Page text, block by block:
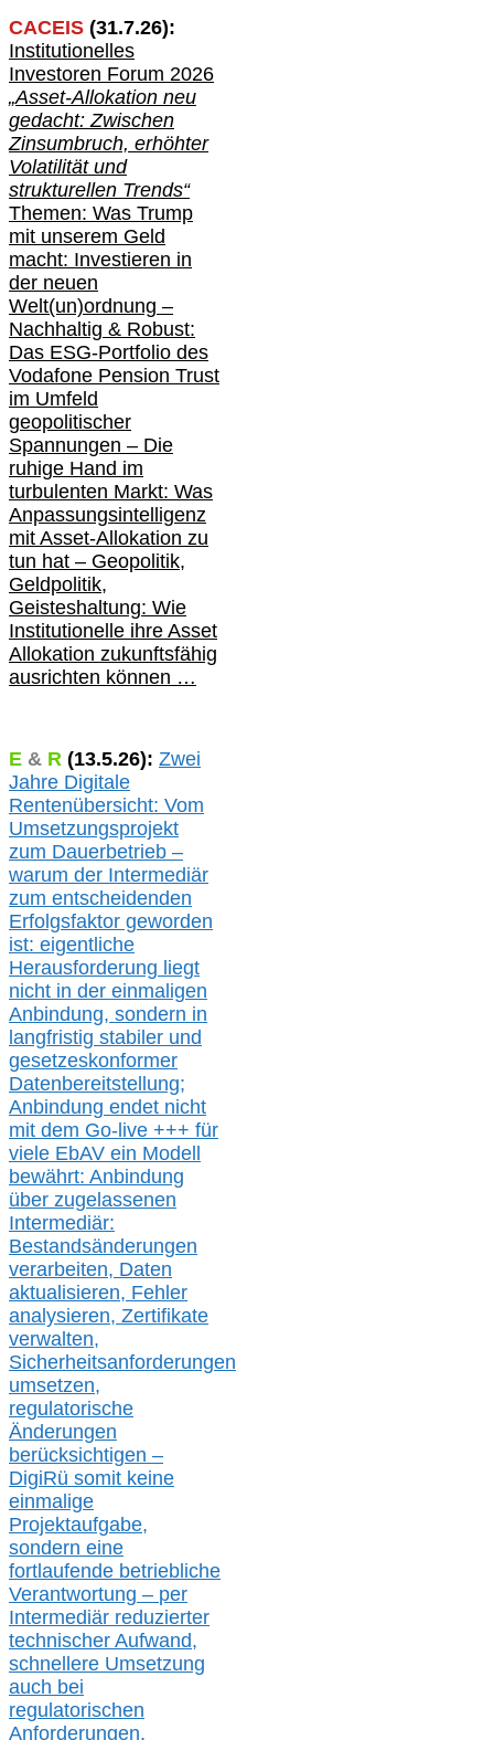
CACEIS (31.7.26):
Institutionelles
Investoren Forum 2026
„Asset-Allokation neu
gedacht: Zwischen
Zinsumbruch, erhöhter
Volatilität und
strukturellen Trends“
Themen: Was Trump
mit unserem Geld
macht: Investieren in
der neuen
Welt(un)ordnung –
Nachhaltig & Robust:
Das ESG-Portfolio des
Vodafone Pension Trust
im Umfeld
geopolitischer
Spannungen – Die
ruhige Hand im
turbulenten Markt: Was
Anpassungsintelligenz
mit Asset-Allokation zu
tun hat – Geopolitik,
Geldpolitik,
Geisteshaltung: Wie
Institutionelle ihre Asset
Allokation zukunftsfähig
ausrichten können …
E & R (13.5.26): Zwei
Jahre Digitale
Rentenübersicht: Vom
Umsetzungsprojekt
zum Dauerbetrieb –
warum der Intermediär
zum entscheidenden
Erfolgsfaktor geworden
ist: eigentliche
Herausforderung liegt
nicht in der einmaligen
Anbindung, sondern in
langfristig stabiler und
gesetzeskonformer
Datenbereitstellung;
Anbindung endet nicht
mit dem Go-live +++ für
viele EbAV ein Modell
bewährt: Anbindung
über zugelassenen
Intermediär:
Bestandsänderungen
verarbeiten, Daten
aktualisieren, Fehler
analysieren, Zertifikate
verwalten,
Sicherheitsanforderungen
umsetzen,
regulatorische
Änderungen
berücksichtigen –
DigiRü somit keine
einmalige
Projektaufgabe,
sondern eine
fortlaufende betriebliche
Verantwortung – per
Intermediär reduzierter
technischer Aufwand,
schnellere Umsetzung
auch bei
regulatorischen
Anforderungen,